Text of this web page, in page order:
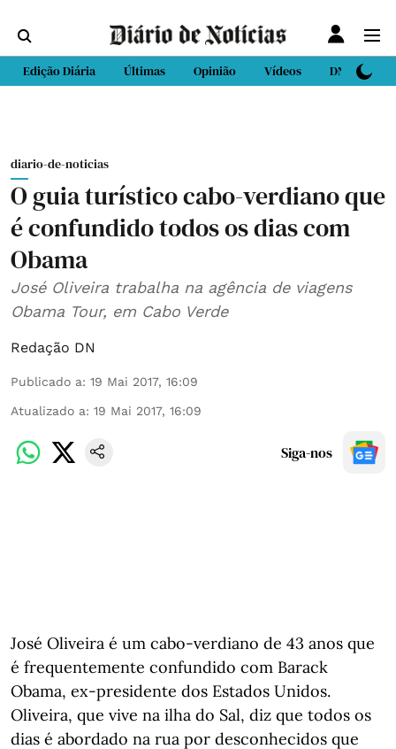
Edição Diária Últimas Opinião Vídeos DN Sport
diario-de-noticias
O guia turístico cabo-verdiano que
é confundido todos os dias com
Obama
José Oliveira trabalha na agência de viagens
Obama Tour, em Cabo Verde
Redação DN
Publicado a: 19 Mai 2017, 16:09
Atualizado a: 19 Mai 2017, 16:09
Siga-nos
José Oliveira é um cabo-verdiano de 43 anos que
é frequentemente confundido com Barack
Obama, ex-presidente dos Estados Unidos.
Oliveira, que vive na ilha do Sal, diz que todos os
dias é abordado na rua por desconhecidos que